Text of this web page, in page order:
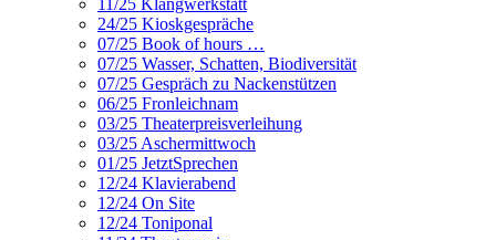
11/25 Klangwerkstatt
24/25 Kioskgespräche
07/25 Book of hours …
07/25 Wasser, Schatten, Biodiversität
07/25 Gespräch zu Nackenstützen
06/25 Fronleichnam
03/25 Theaterpreisverleihung
03/25 Aschermittwoch
01/25 JetztSprechen
12/24 Klavierabend
12/24 On Site
12/24 Toniponal